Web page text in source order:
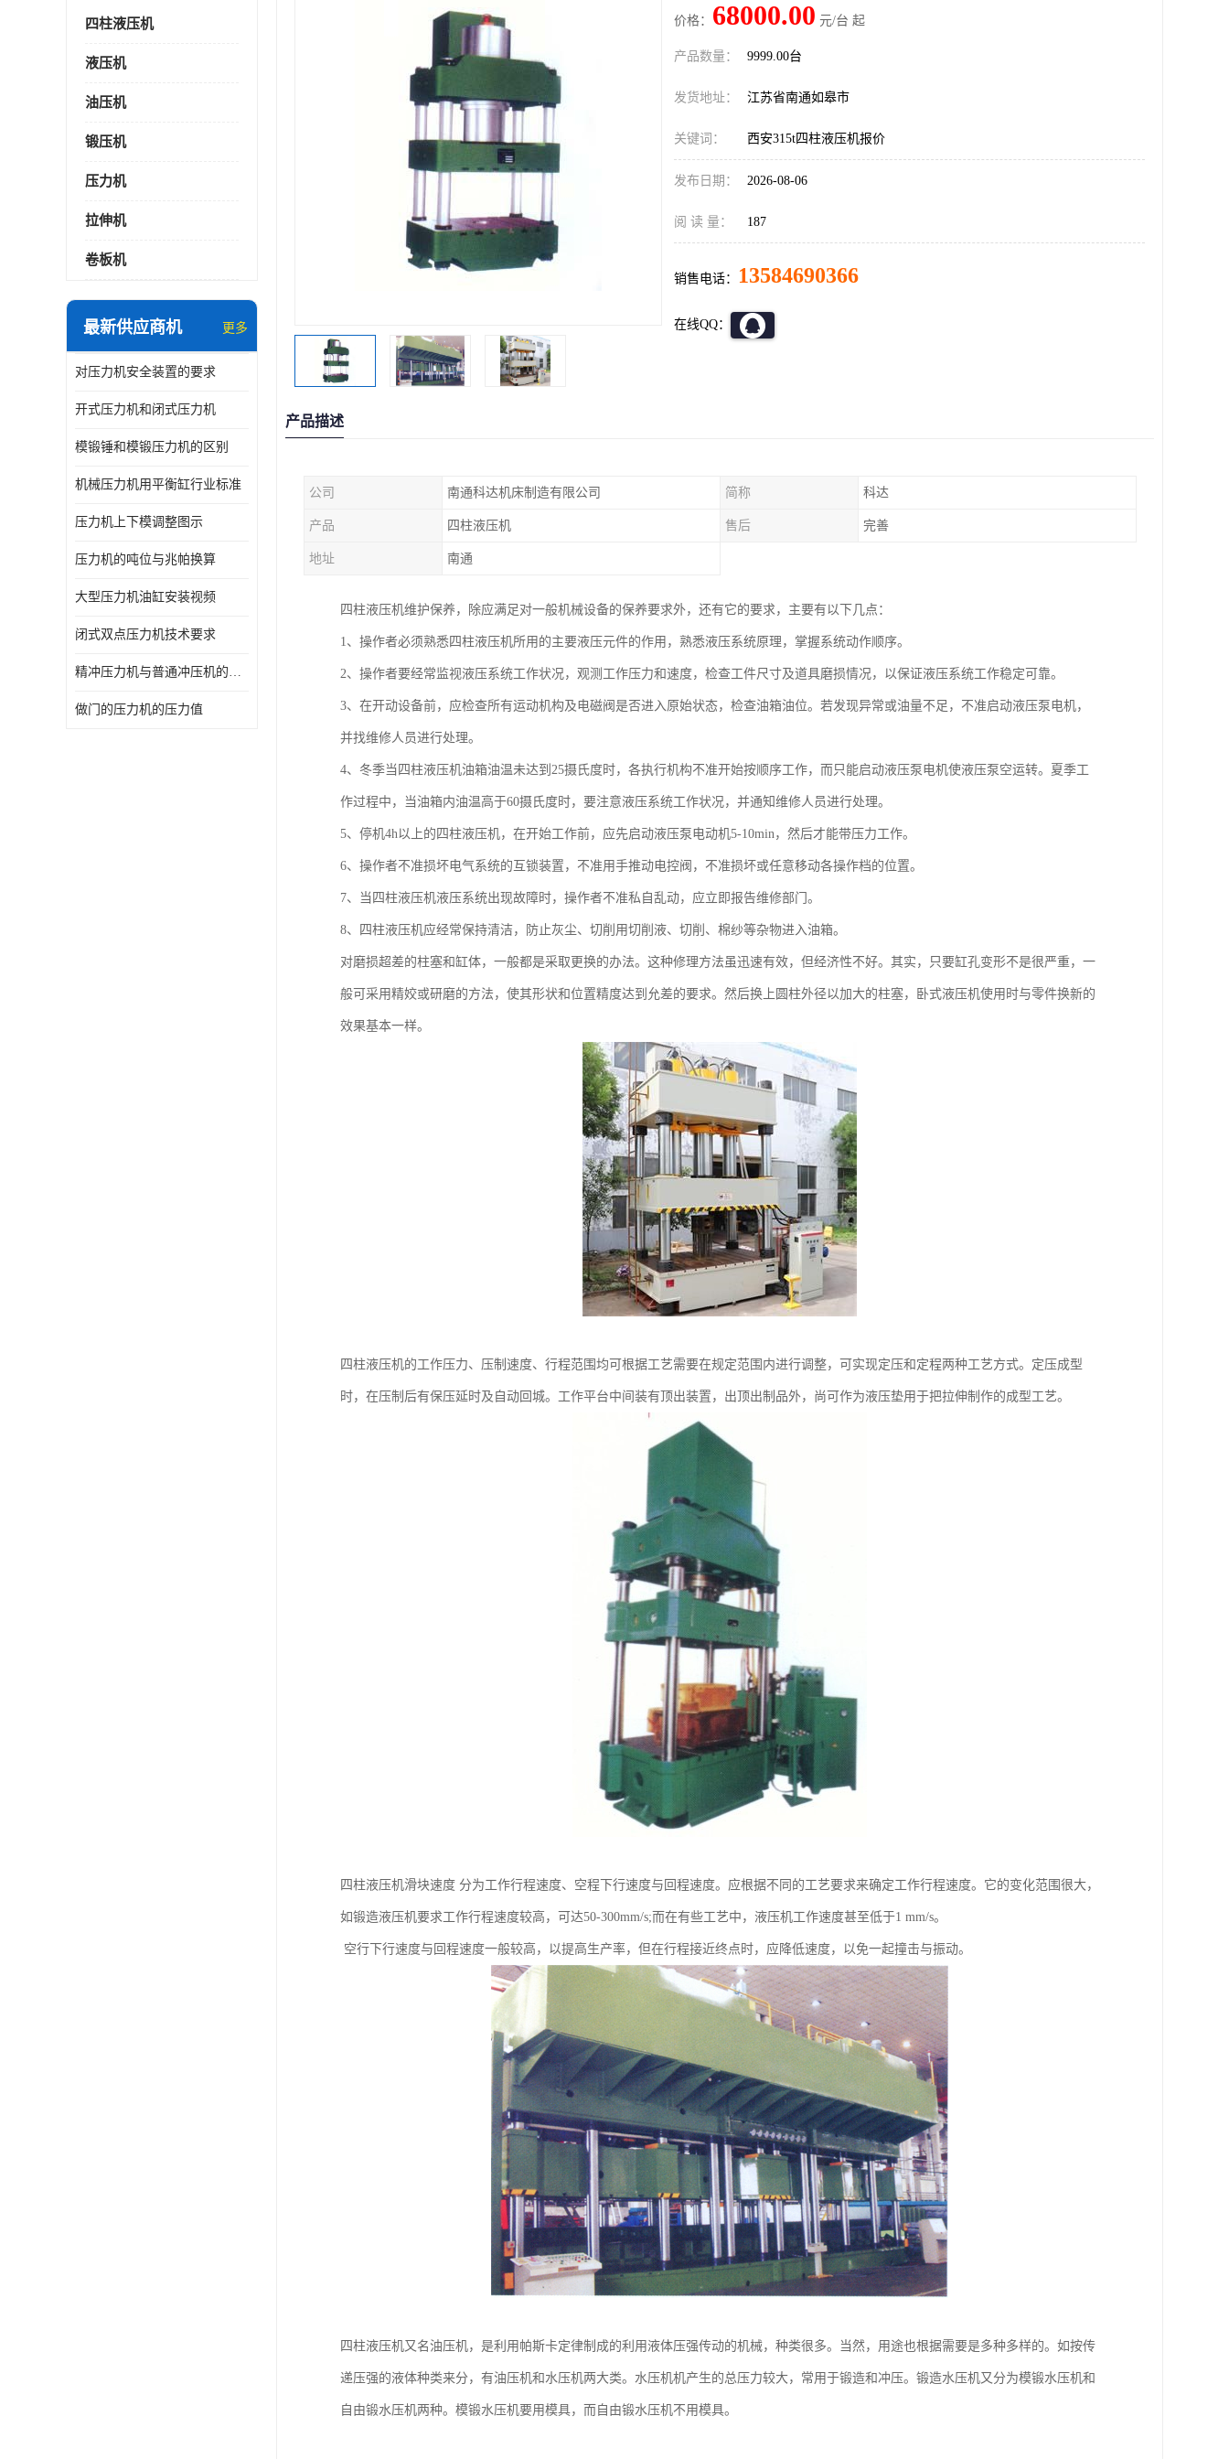
四柱液压机
液压机
油压机
锻压机
压力机
拉伸机
卷板机
最新供应商机 更多
对压力机安全装置的要求
开式压力机和闭式压力机
模锻锤和模锻压力机的区别
机械压力机用平衡缸行业标准
压力机上下模调整图示
压力机的吨位与兆帕换算
大型压力机油缸安装视频
闭式双点压力机技术要求
精冲压力机与普通冲压机的区别
做门的压力机的压力值
价格： 68000.00 元/台 起
产品数量： 9999.00台
发货地址： 江苏省南通如皋市
关键词： 西安315t四柱液压机报价
发布日期： 2026-08-06
阅 读 量： 187
销售电话： 13584690366
在线QQ：
产品描述
公司 南通科达机床制造有限公司 简称 科达
产品 四柱液压机 售后 完善
地址 南通
四柱液压机维护保养，除应满足对一般机械设备的保养要求外，还有它的要求，主要有以下几点：
1、操作者必须熟悉四柱液压机所用的主要液压元件的作用，熟悉液压系统原理，掌握系统动作顺序。
2、操作者要经常监视液压系统工作状况，观测工作压力和速度，检查工件尺寸及道具磨损情况，以保证液压系统工作稳定可靠。
3、在开动设备前，应检查所有运动机构及电磁阀是否进入原始状态，检查油箱油位。若发现异常或油量不足，不准启动液压泵电机，
并找维修人员进行处理。
4、冬季当四柱液压机油箱油温未达到25摄氏度时，各执行机构不准开始按顺序工作，而只能启动液压泵电机使液压泵空运转。夏季工
作过程中，当油箱内油温高于60摄氏度时，要注意液压系统工作状况，并通知维修人员进行处理。
5、停机4h以上的四柱液压机，在开始工作前，应先启动液压泵电动机5-10min，然后才能带压力工作。
6、操作者不准损坏电气系统的互锁装置，不准用手推动电控阀，不准损坏或任意移动各操作档的位置。
7、当四柱液压机液压系统出现故障时，操作者不准私自乱动，应立即报告维修部门。
8、四柱液压机应经常保持清洁，防止灰尘、切削用切削液、切削、棉纱等杂物进入油箱。
对磨损超差的柱塞和缸体，一般都是采取更换的办法。这种修理方法虽迅速有效，但经济性不好。其实，只要缸孔变形不是很严重，一
般可采用精姣或研磨的方法，使其形状和位置精度达到允差的要求。然后换上圆柱外径以加大的柱塞，卧式液压机使用时与零件换新的
效果基本一样。
四柱液压机的工作压力、压制速度、行程范围均可根据工艺需要在规定范围内进行调整，可实现定压和定程两种工艺方式。定压成型
时，在压制后有保压延时及自动回城。工作平台中间装有顶出装置，出顶出制品外，尚可作为液压垫用于把拉伸制作的成型工艺。
四柱液压机滑块速度 分为工作行程速度、空程下行速度与回程速度。应根据不同的工艺要求来确定工作行程速度。它的变化范围很大，
如锻造液压机要求工作行程速度较高，可达50-300mm/s;而在有些工艺中，液压机工作速度甚至低于1 mm/s。
空行下行速度与回程速度一般较高，以提高生产率，但在行程接近终点时，应降低速度，以免一起撞击与振动。
四柱液压机又名油压机，是利用帕斯卡定律制成的利用液体压强传动的机械，种类很多。当然，用途也根据需要是多种多样的。如按传
递压强的液体种类来分，有油压机和水压机两大类。水压机机产生的总压力较大，常用于锻造和冲压。锻造水压机又分为模锻水压机和
自由锻水压机两种。模锻水压机要用模具，而自由锻水压机不用模具。